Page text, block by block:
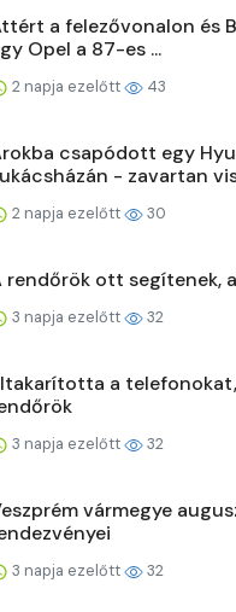
a felezővonalon és
Opel a 87-es ...
2 napja ezelőtt 43
csapódott egy
- zavartan
2 napja ezelőtt 30
rendőrök ott segítenek,
3 napja ezelőtt 32
a
3 napja ezelőtt 32
vármegye
3 napja ezelőtt 32